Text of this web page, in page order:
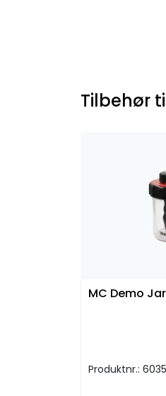
Tilbehør
MC Demo Jar
Produktnr.: 6035